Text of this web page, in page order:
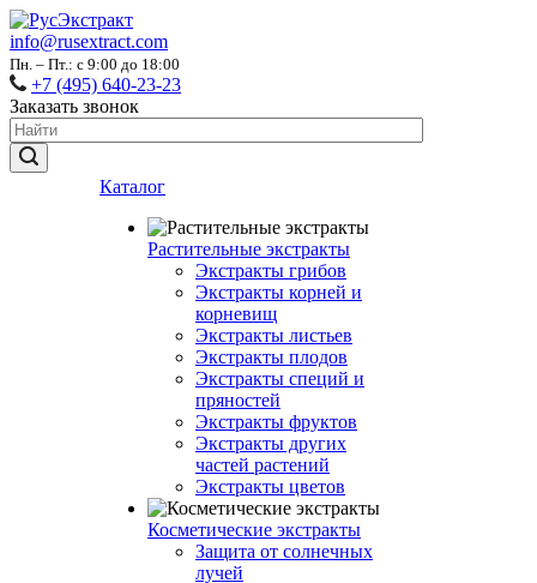
info@rusextract.com
Пн. – Пт.: с 9:00 до 18:00
+7 (495) 640-23-23
Заказать звонок
Каталог
Растительные экстракты
Экстракты грибов
Экстракты корней и
корневищ
Экстракты листьев
Экстракты плодов
Экстракты специй и
пряностей
Экстракты фруктов
Экстракты других
частей растений
Экстракты цветов
Косметические экстракты
Защита от солнечных
лучей